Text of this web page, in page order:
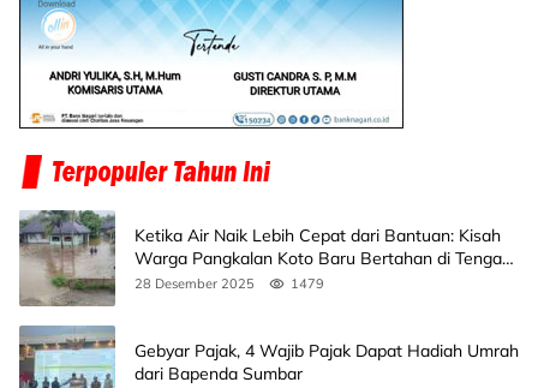
Ketika Air Naik Lebih Cepat dari Bantuan: Kisah
Warga Pangkalan Koto Baru Bertahan di Tengah
Banjir
28 Desember 2025 1479
Gebyar Pajak, 4 Wajib Pajak Dapat Hadiah Umrah
dari Bapenda Sumbar